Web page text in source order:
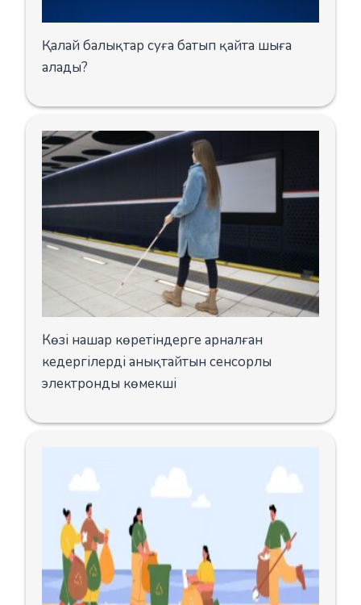
Қалай балықтар суға батып қайта шыға
алады?
Көзі нашар көретіндерге арналған
кедергілерді анықтайтын сенсорлы
электронды көмекші